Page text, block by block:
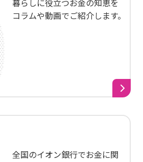
コラムや動画でご紹介します。
全国のイオン銀行でお金に関